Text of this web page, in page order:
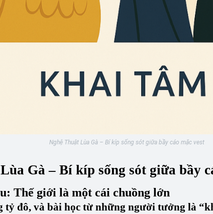
Nghệ Thuật Lùa Gà – Bí kíp sống sót giữa bầy cáo mặc vest
Gà – Bí kíp sống sót giữa bầy
Thế giới là một cái chuồng lớn
tỷ đô, và bài học từ những người tưởng là